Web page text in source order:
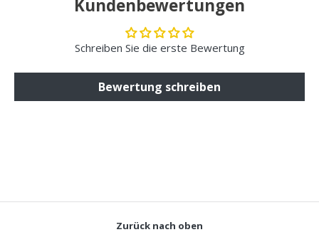
Kundenbewertungen
Schreiben Sie die erste Bewertung
Bewertung schreiben
Zurück nach oben